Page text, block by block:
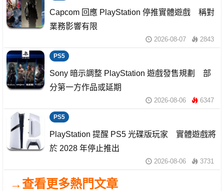
Capcom 回應 PlayStation 停推實體遊戲 稱對
業務影響有限
2026-08-07 2843
PS5
Sony 暗示調整 PlayStation 遊戲發售規劃 部
分第一方作品或延期
2026-08-06 6347
PS5
PlayStation 提醒 PS5 光碟版玩家 實體遊戲將
於 2028 年停止推出
2026-08-06 3731
→查看更多熱門文章